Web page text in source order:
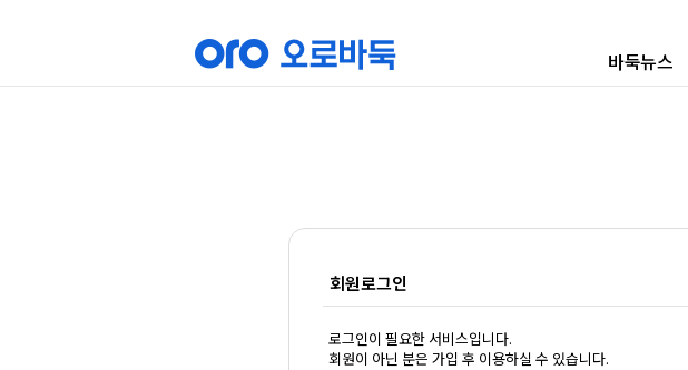
바둑뉴스
회원로그인
로그인이 필요한 서비스입니다.
회원이 아닌 분은 가입 후 이용하실 수 있습니다.